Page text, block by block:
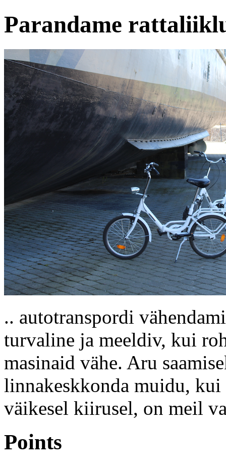
Parandame
.. autotranspordi
turvaline ja meeldiv, kui
masinaid vähe. Aru
linnakeskkonda muidu, kui
väikesel kiirusel, on meil
Points